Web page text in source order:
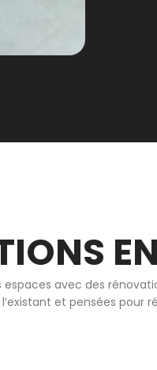
espaces avec des
et pensées pour